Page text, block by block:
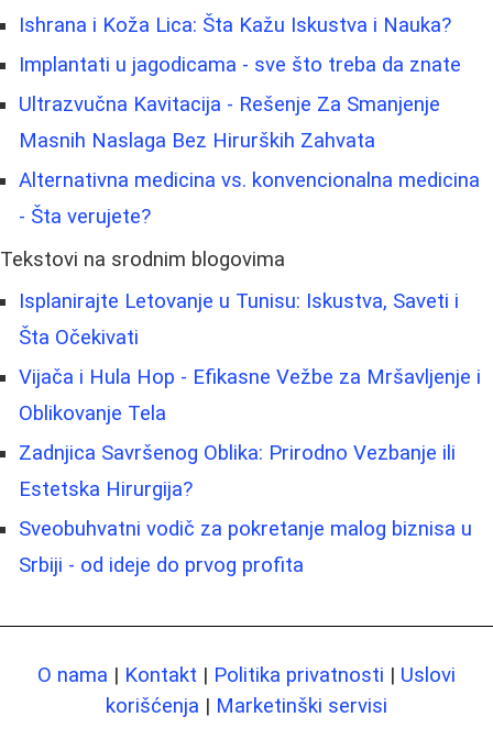
Ishrana i Koža Lica: Šta Kažu Iskustva i Nauka?
Implantati u jagodicama - sve što treba da znate
Ultrazvučna Kavitacija - Rešenje Za Smanjenje
Masnih Naslaga Bez Hirurških Zahvata
Alternativna medicina vs. konvencionalna medicina
- Šta verujete?
Tekstovi na srodnim blogovima
Isplanirajte Letovanje u Tunisu: Iskustva, Saveti i
Šta Očekivati
Vijača i Hula Hop - Efikasne Vežbe za Mršavljenje i
Oblikovanje Tela
Zadnjica Savršenog Oblika: Prirodno Vezbanje ili
Estetska Hirurgija?
Sveobuhvatni vodič za pokretanje malog biznisa u
Srbiji - od ideje do prvog profita
O nama | Kontakt | Politika privatnosti | Uslovi
korišćenja | Marketinški servisi